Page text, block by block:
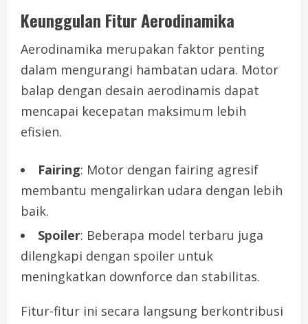
Keunggulan Fitur Aerodinamika
Aerodinamika merupakan faktor penting
dalam mengurangi hambatan udara. Motor
balap dengan desain aerodinamis dapat
mencapai kecepatan maksimum lebih
efisien.
Fairing: Motor dengan fairing agresif
membantu mengalirkan udara dengan lebih
baik.
Spoiler: Beberapa model terbaru juga
dilengkapi dengan spoiler untuk
meningkatkan downforce dan stabilitas.
Fitur-fitur ini secara langsung berkontribusi